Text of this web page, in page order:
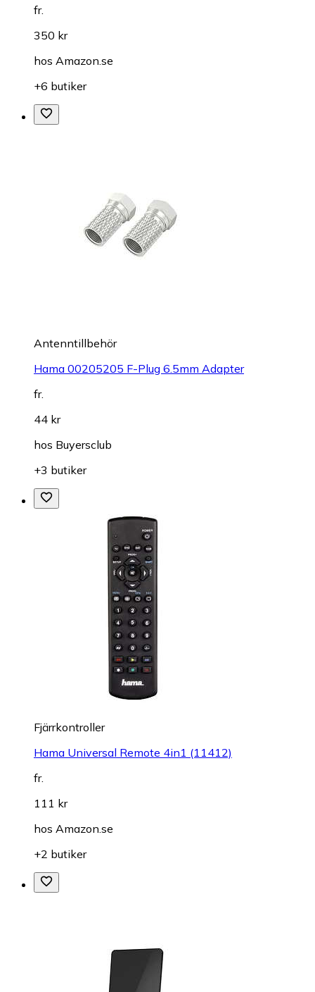
fr.
350 kr
hos Amazon.se
+6 butiker
Antenntillbehör
Hama 00205205 F-Plug 6.5mm Adapter
fr.
44 kr
hos Buyersclub
+3 butiker
Fjärrkontroller
Hama Universal Remote 4in1 (11412)
fr.
111 kr
hos Amazon.se
+2 butiker